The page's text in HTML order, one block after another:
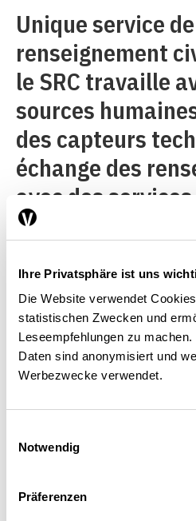
Ihre Privatsphäre ist uns
Die Website verwendet
statistischen Zwecken und
Leseempfehlungen zu
Daten sind anonymisiert und
Werbezwecke verwendet.
Notwendig
Präferenzen
Unique service de
renseignement
le SRC travaille
sources
des capteurs
échange des
avec des
dans le monde
et le contexte
de comprendre
pour mener une
a la capacité et
Dans le cas du
Spiez, le SRC a
tentatives
traces